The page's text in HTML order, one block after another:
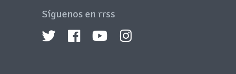
Síguenos en rrss